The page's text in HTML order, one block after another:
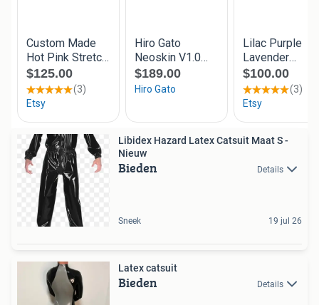
Libidex Hazard Latex Catsuit Maat S -
Nieuw
Bieden Details
Sneek 19 jul 26
Latex catsuit
Bieden Details